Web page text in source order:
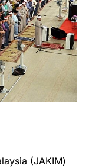
(JAKIM)